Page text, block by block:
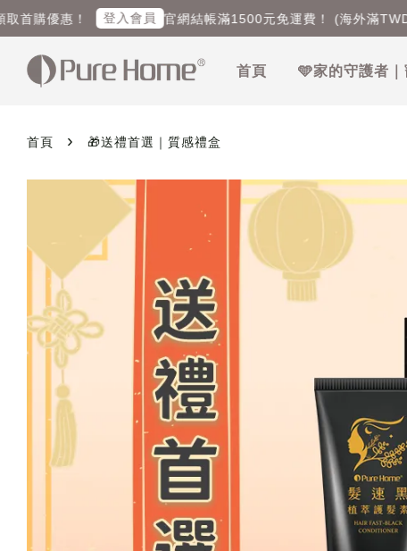
購優惠！ 登入會員 官網結帳滿1500元免運費！ (海外滿
首頁 🩵家的守護者
首頁 › 🎁送禮首選｜質感禮盒